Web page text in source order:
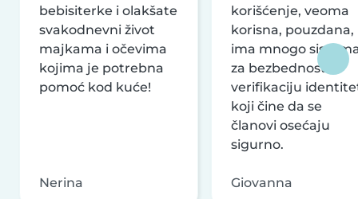
bebisiterke i olakšate
svakodnevni život
majkama i očevima
kojima je potrebna
pomoć kod kuće!
Nerina
korišćenje, veoma
korisna, pouzdana,
ima mnogo
za bezbednost i
verifikaciju
koji čine da se
članovi osećaju
sigurno.
Giovanna